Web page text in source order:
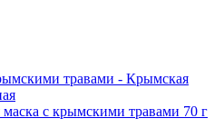
маска с крымскими травами 70 г